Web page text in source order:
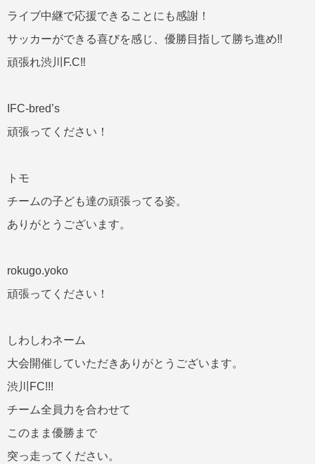
ライブ中継で応援できることにも感謝！
サッカーができる喜びを感じ、優勝目指して勝ち進め‼︎
頑張れ渋川F.C‼︎
IFC-bred’s
頑張ってください！
トモ
チームの子ども達の頑張ってる姿。
ありがとうございます。
rokugo.yoko
頑張ってください！
しわしわネーム
大会開催していただきありがとうございます。
渋川FC!!!
チーム全員力を合わせて
このまま優勝まで
突っ走ってください。